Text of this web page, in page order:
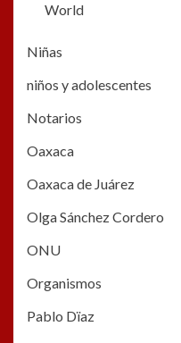
World
Niñas
niños y adolescentes
Notarios
Oaxaca
Oaxaca de Juárez
Olga Sánchez Cordero
ONU
Organismos
Pablo Dïaz